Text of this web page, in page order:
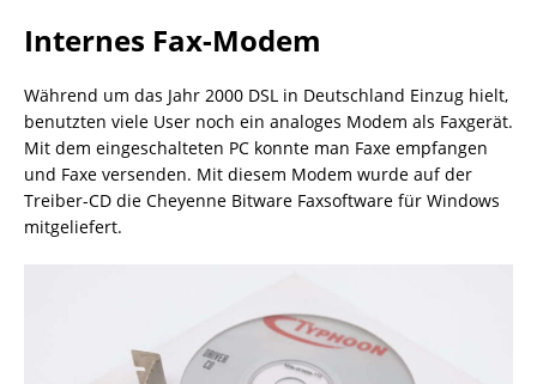
Internes Fax-Modem
Während um das Jahr 2000 DSL in Deutschland Einzug hielt,
benutzten viele User noch ein analoges Modem als Faxgerät.
Mit dem eingeschalteten PC konnte man Faxe empfangen
und Faxe versenden. Mit diesem Modem wurde auf der
Treiber-CD die Cheyenne Bitware Faxsoftware für Windows
mitgeliefert.